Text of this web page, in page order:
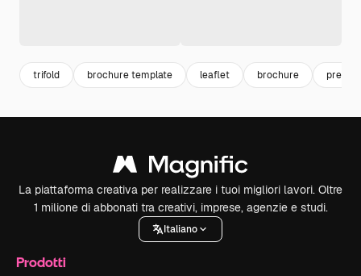
trifold brochure template leaflet brochure
La piattaforma creativa per realizzare i tuoi migliori lavori. Oltre
1 milione di abbonati tra creativi, imprese, agenzie e studi.
Italiano
Prodotti